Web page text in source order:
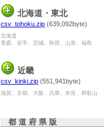
北海道・東北
csv_tohoku.zip (639,092byte)
北海道
青森、岩手、宮城、秋田、山形、福島
近畿
csv_kinki.zip (551,941byte)
滋賀、京都、大阪、兵庫、奈良、和歌山
都 道 府 県 版